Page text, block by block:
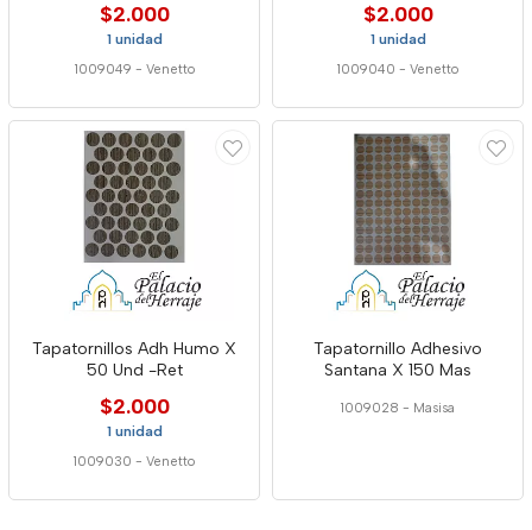
$2.000
1 unidad
1009049 - Venetto
$2.000
1 unidad
1009040 - Venetto
Tapatornillos Adh Humo X
50 Und -Ret
$2.000
1 unidad
1009030 - Venetto
Tapatornillo Adhesivo
Santana X 150 Mas
1009028 - Masisa